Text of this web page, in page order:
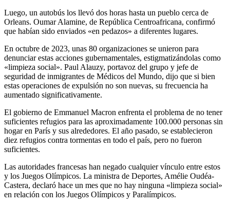
Luego, un autobús los llevó dos horas hasta un pueblo cerca de
Orleans. Oumar Alamine, de República Centroafricana, confirmó
que habían sido enviados «en pedazos» a diferentes lugares.
En octubre de 2023, unas 80 organizaciones se unieron para
denunciar estas acciones gubernamentales, estigmatizándolas como
«limpieza social». Paul Alauzy, portavoz del grupo y jefe de
seguridad de inmigrantes de Médicos del Mundo, dijo que si bien
estas operaciones de expulsión no son nuevas, su frecuencia ha
aumentado significativamente.
El gobierno de Emmanuel Macron enfrenta el problema de no tener
suficientes refugios para las aproximadamente 100.000 personas sin
hogar en París y sus alrededores. El año pasado, se establecieron
diez refugios contra tormentas en todo el país, pero no fueron
suficientes.
Las autoridades francesas han negado cualquier vínculo entre estos
y los Juegos Olímpicos. La ministra de Deportes, Amélie Oudéa-
Castera, declaró hace un mes que no hay ninguna «limpieza social»
en relación con los Juegos Olímpicos y Paralímpicos.